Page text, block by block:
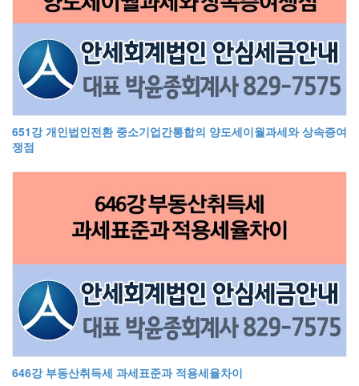
651강 개인법인전환 중소기업간통합의 양도세이월과세와 상속증여
쟁점
646강 부동산취득세 과세표준과 적용세율차이